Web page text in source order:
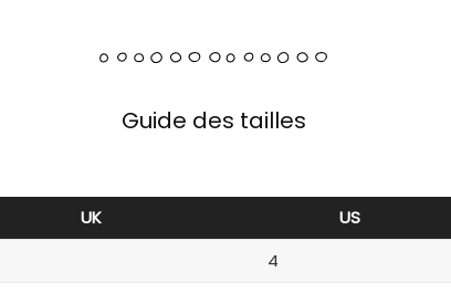
Guide des tailles
UK US
4